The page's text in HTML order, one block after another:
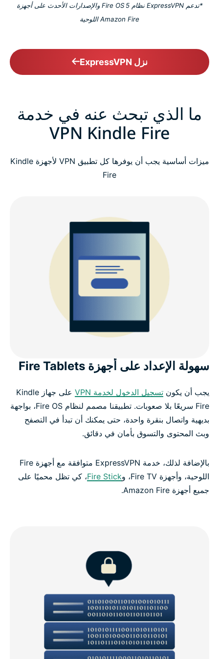
*تدعم ExpressVPN نظام Fire OS 5 والإصدارات الأحدث على أجهزة
Amazon Fire اللوحية
نزل ExpressVPN
ما الذي تبحث عنه في خدمة
VPN Kindle Fire
ميزات أساسية يجب أن يوفرها كل تطبيق VPN لأجهزة Kindle
Fire
سهولة الإعداد على أجهزة Fire Tablets
يجب أن يكون تسجيل الدخول لخدمة VPN
على جهاز Kindle
Fire سريعًا بلا صعوبات. تطبيقنا مصمم لنظام Fire OS، بواجهة
بديهية واتصال بنقرة واحدة، حتى يمكنك أن تبدأ في التصفح
وبث المحتوى والتسوق بأمان في دقائق.
بالإضافة لذلك، خدمة ExpressVPN متوافقة مع أجهزة Fire
اللوحية، وأجهزة Fire TV، و
Fire Stick، كي تظل محميًا على
جميع أجهزة Amazon Fire.